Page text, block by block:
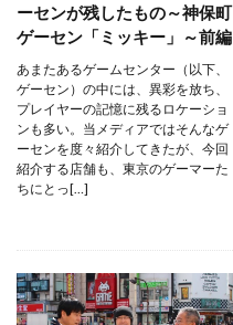
ーセンが残したもの～神保町
ゲーセン「ミッキー」～前編
あまたあるゲームセンター（以下、
ゲーセン）の中には、異彩を放ち、
プレイヤーの記憶に残るロケーショ
ンも多い。当メディアではそんなゲ
ーセンを度々紹介してきたが、今回
紹介する店舗も、東京のゲーマーた
ちにとっ[…]